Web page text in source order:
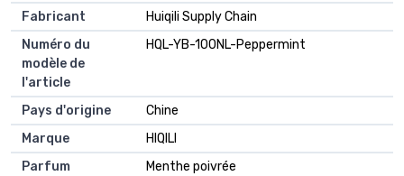
Fabricant
Huiqili Supply Chain
Numéro du
modèle de
l'article
HQL-YB-100NL-Peppermint
Pays d'origine
Chine
Marque
HIQILI
Parfum
Menthe poivrée